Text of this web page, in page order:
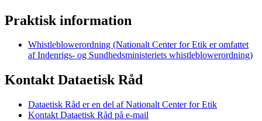
Praktisk information
Whistleblowerordning (Nationalt Center for Etik er omfattet
af Indenrigs- og Sundhedsministeriets whistleblowerordning)
Kontakt Dataetisk Råd
Dataetisk Råd er en del af Nationalt Center for Etik
Kontakt Dataetisk Råd på e-mail